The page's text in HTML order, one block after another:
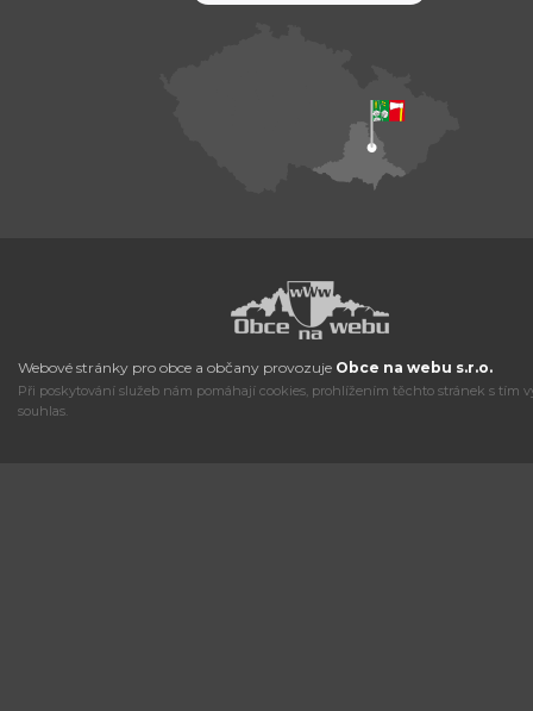
Webové stránky pro obce a občany provozuje Obce na webu s.r.o.
Při poskytování služeb nám pomáhají cookies, prohlížením těchto stránek s tím
souhlas.